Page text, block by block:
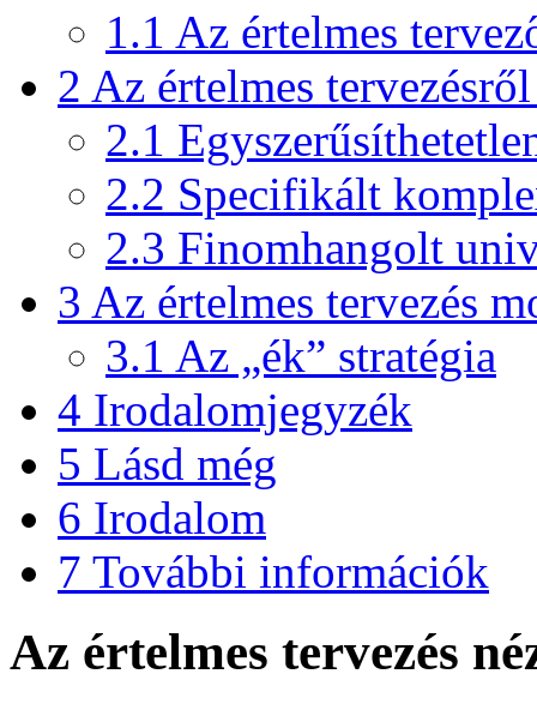
1.1 Az értelmes
2 Az értelmes
2.1
2.2 Specifikált
2.3 Finomhangolt
3 Az értelmes tervezés
3.1 Az „ék” stratégia
4 Irodalomjegyzék
5 Lásd még
6 Irodalom
7 További információk
Az értelmes tervezés